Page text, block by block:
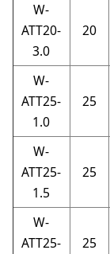
W-
ATT20-
3.0
20
W-
ATT25-
1.0
25
W-
ATT25-
1.5
25
W-
ATT25-
25